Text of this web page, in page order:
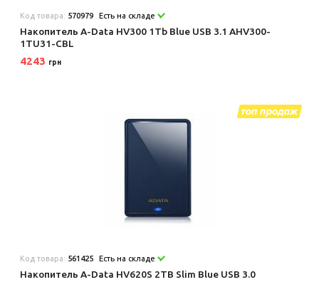
Код товара: 570979 Есть на складе
Накопитель A-Data HV300 1Tb Blue USB 3.1 AHV300-
1TU31-CBL
4243 грн
Код товара: 561425 Есть на складе
Накопитель A-Data HV620S 2TB Slim Blue USB 3.0